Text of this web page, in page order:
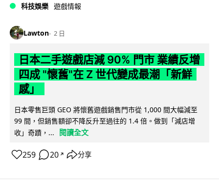
科技娛樂 遊戲情報
Lawton 2 日
日本二手遊戲店減 90% 門市 業績反增
四成 "懷舊"在 Z 世代變成最潮「新鮮
感」
日本零售巨頭 GEO 將懷舊遊戲銷售門市從 1,000 間大幅減至
99 間，但銷售額卻不降反升至過往的 1.4 倍。做到「減店增
收」奇蹟，...
閱讀全文
259 20 ↗ 分享